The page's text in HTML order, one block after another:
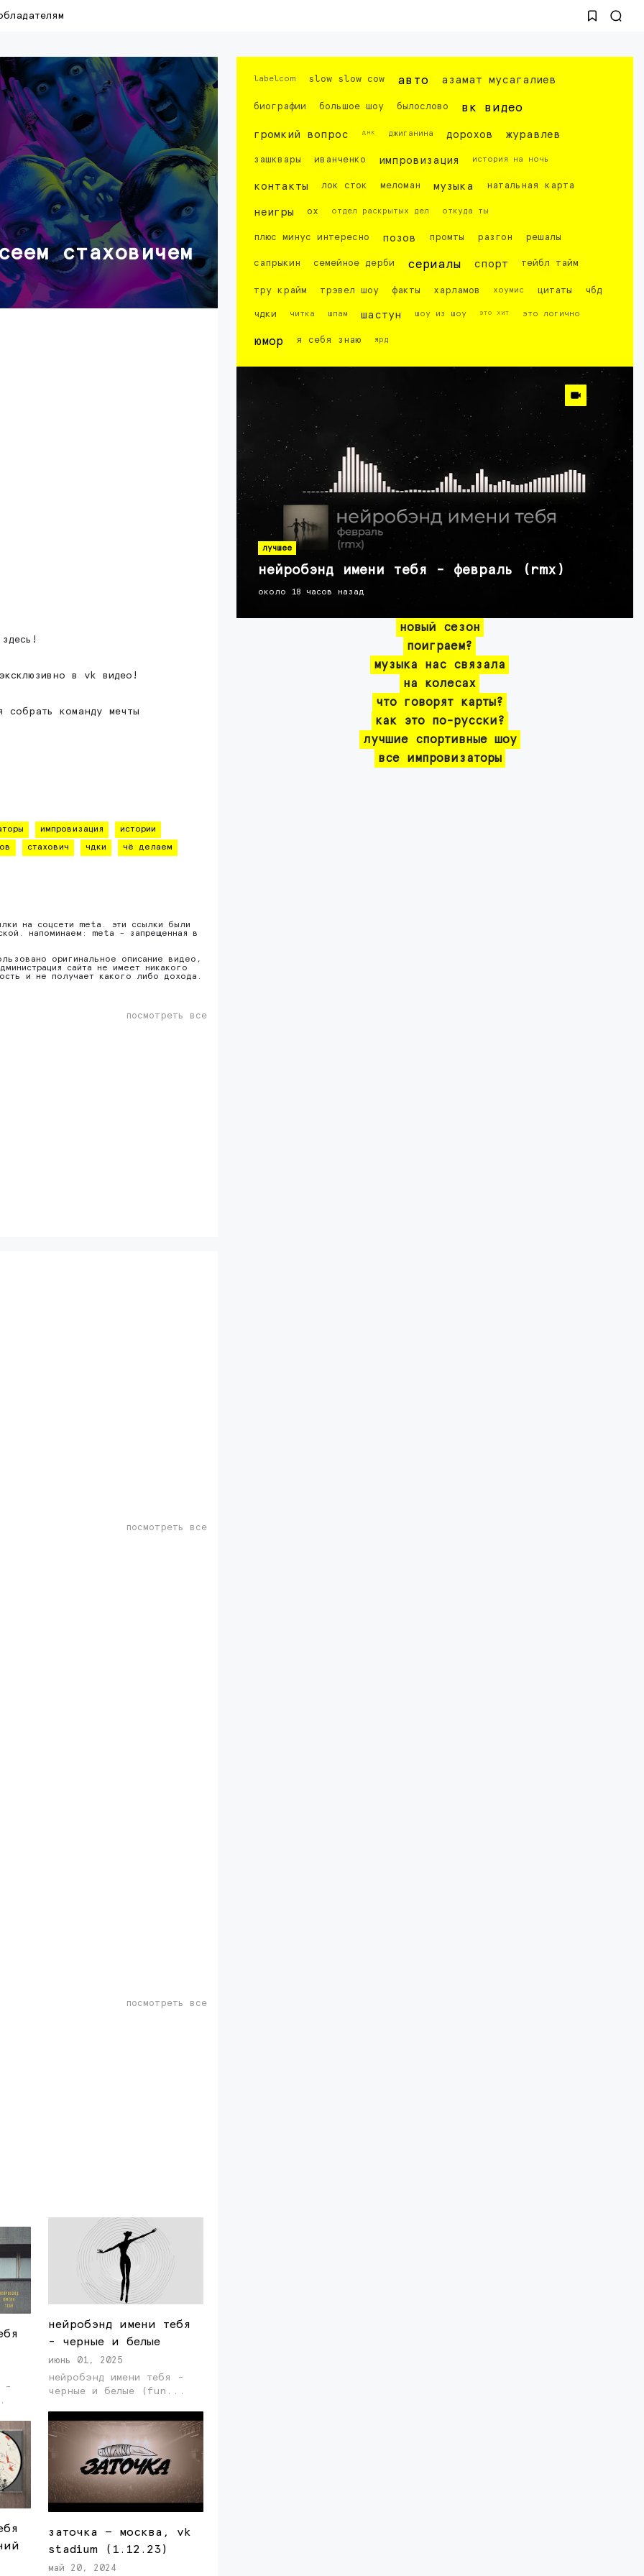
стаховичем
в vk видео!
собрать команду мечты
импровизация истории
стахович чдки чё делаем
на соцсети meta. эти ссылки были
напоминаем: meta - запрещенная в
оригинальное описание видео,
сайта не имеет никакого
и не получает какого либо дохода.
посмотреть все
посмотреть все
посмотреть все
-
нейробэнд имени тебя
- черные и белые
июнь 01, 2025
нейробэнд имени тебя -
черные и белые (fun...
заточка — москва, vk
stadium (1.12.23)
май 20, 2024
labelcom slow slow cow авто азамат мусагалиев
биографии большое шоу былослово вк видео
громкий вопрос днк джиганина дорохов журавлев
зашквары иванченко импровизация история на ночь
контакты лок сток меломан музыка натальная карта
неигры ох отдел раскрытых дел откуда ты
плюс минус интересно позов промты разгон решалы
сапрыкин семейное дерби сериалы спорт тейбл тайм
тру крайм трэвел шоу факты харламов хоумис цитаты чбд
чдки читка шпам шастун шоу из шоу это хит это логично
юмор я себя знаю ярд
лучшее
нейробэнд имени тебя - февраль (rmx)
около 18 часов назад
новый сезон
поиграем?
музыка нас связала
на колесах
что говорят карты?
как это по-русски?
лучшие спортивные шоу
все импровизаторы